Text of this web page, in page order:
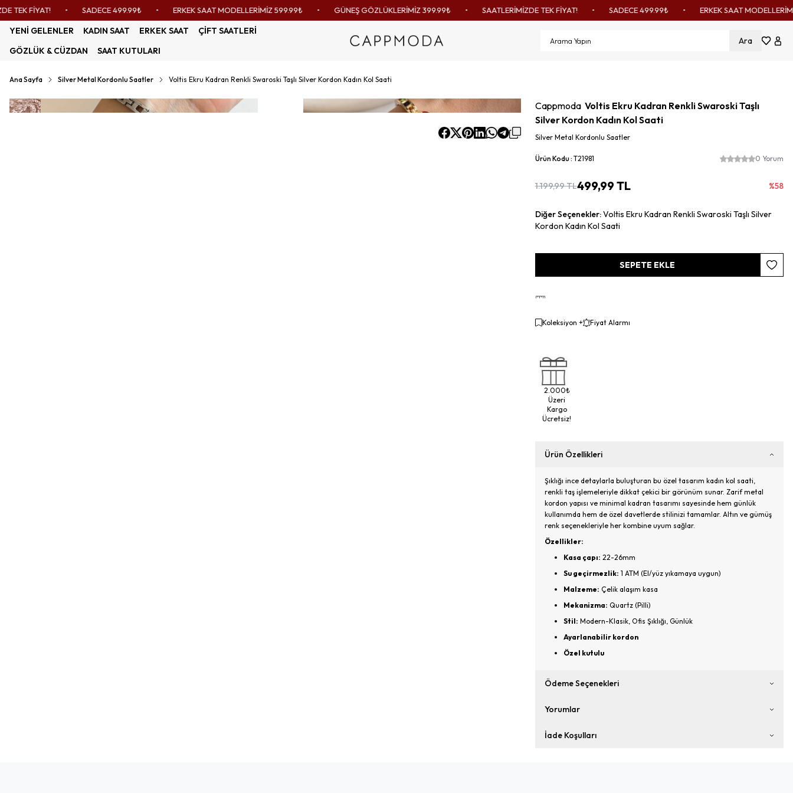
FİYAT! • SADECE 499.99₺ • ERKEK SAAT MODELLERİMİZ 599.99₺ • GÜNEŞ GÖZLÜKLERİMİZ 399.99₺ • SAATLERİMİZDE TEK FİYAT! • SADECE 499.99₺ • ERKEK SAAT MODELLERİMİZ
YENİ GELENLER KADIN SAAT ERKEK SAAT
ÇİFT SAATLERİ
GÖZLÜK & CÜZDAN
SAAT KUTULARI
AraSepetim
Ana Sayfa Silver Metal Kordonlu Saatler Voltis Ekru Kadran Renkli Swaroski Taşlı Silver Kordon Kadın Kol Saati
Cappmoda Voltis Ekru Kadran Renkli Swaroski Taşlı
Silver Kordon Kadın Kol Saati
Silver Metal Kordonlu Saatler
Ürün Kodu : T21981 0 Yorum
1.199,99TL499,99 TL %58
Diğer Seçenekler:Voltis Ekru Kadran Renkli Swaroski Taşlı Silver
Kordon Kadın Kol Saati
SEPETE EKLE
Koleksiyon + Fiyat Alarmı
2.000₺
Üzeri
Kargo
Ücretsiz!
Ürün Özellikleri
Şıklığı ince detaylarla buluşturan bu özel tasarım kadın kol saati,
renkli taş işlemeleriyle dikkat çekici bir görünüm sunar. Zarif metal
kordon yapısı ve minimal kadran tasarımı sayesinde hem günlük
kullanımda hem de özel davetlerde stilinizi tamamlar. Altın ve gümüş
renk seçenekleriyle her kombine uyum sağlar.
Özellikler:
Kasa çapı: 22-26mm
Su geçirmezlik: 1 ATM (El/yüz yıkamaya uygun)
Malzeme: Çelik alaşım kasa
Mekanizma: Quartz (Pilli)
Stil: Modern-Klasik, Ofis Şıklığı, Günlük
Ayarlanabilir kordon
Özel kutulu
Ödeme Seçenekleri
Yorumlar
İade Koşulları